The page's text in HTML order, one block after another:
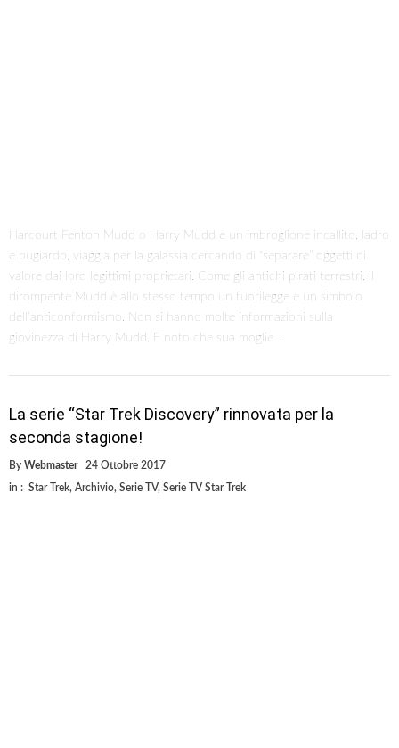
Harcourt Fenton Mudd o Harry Mudd e un imbroglione incallito, ladro
e bugiardo, viaggia per la galassia cercando dì “separare” oggetti di
valore dai loro legittimi proprietari. Come gli antichi pirati terrestri, il
dirompente Mudd è allo stesso tempo un fuorilegge e un simbolo
dell’anticonformismo. Non si hanno molte informazioni sulla
giovinezza di Harry Mudd. E noto che sua moglie …
La serie “Star Trek Discovery” rinnovata per la
seconda stagione!
By Webmaster 24 Ottobre 2017
in : Star Trek, Archivio, Serie TV, Serie TV Star Trek